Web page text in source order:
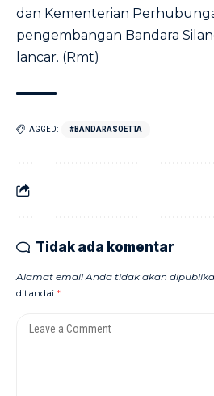
dan Kementerian
pengembangan Bandara
lancar. (Rmt)
TAGGED: #BANDARASOETTA
Tidak ada komentar
Alamat email Anda tidak akan
ditandai *